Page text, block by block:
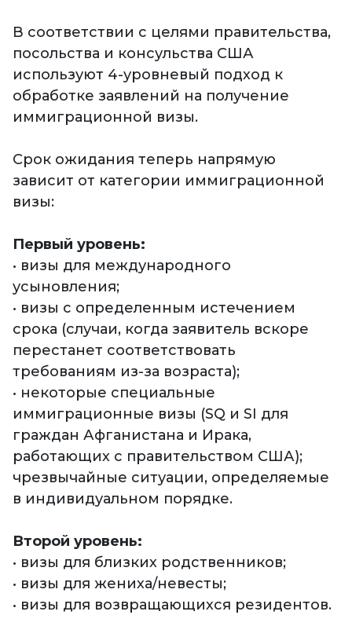
В соответствии с целями правительства,
посольства и консульства США
используют 4-уровневый подход к
обработке заявлений на получение
иммиграционной визы.
Срок ожидания теперь напрямую
зависит от категории иммиграционной
визы:
Первый уровень:
• визы для международного
усыновления;
• визы с определенным истечением
срока (случаи, когда заявитель вскоре
перестанет соответствовать
требованиям из-за возраста);
• некоторые специальные
иммиграционные визы (SQ и SI для
граждан Афганистана и Ирака,
работающих с правительством США);
чрезвычайные ситуации, определяемые
в индивидуальном порядке.
Второй уровень:
• визы для близких родственников;
• визы для жениха/невесты;
• визы для возвращающихся резидентов.